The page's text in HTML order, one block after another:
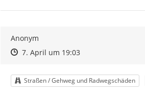
Anonym
Zeitpunkt des Erstellens
Zeitpunkt des Erstellens
7. April um 19:03Zur Äußerung
Kategorie
Straßen / Gehweg und Radwegschäden